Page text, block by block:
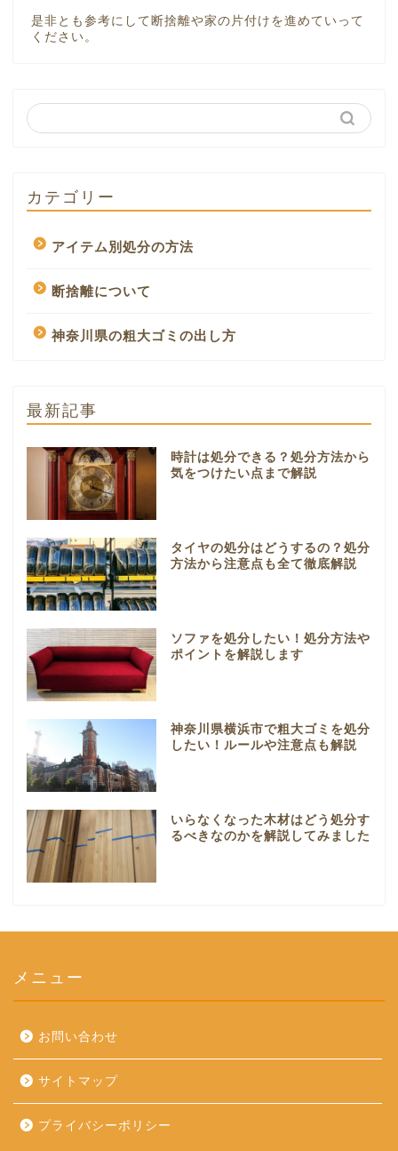
是非とも参考にして断捨離や家の片付けを進めていって
ください。
カテゴリー
アイテム別処分の方法
断捨離について
神奈川県の粗大ゴミの出し方
最新記事
時計は処分できる？処分方法から
気をつけたい点まで解説
タイヤの処分はどうするの？処分
方法から注意点も全て徹底解説
ソファを処分したい！処分方法や
ポイントを解説します
神奈川県横浜市で粗大ゴミを処分
したい！ルールや注意点も解説
いらなくなった木材はどう処分す
るべきなのかを解説してみました
メニュー
お問い合わせ
サイトマップ
プライバシーポリシー